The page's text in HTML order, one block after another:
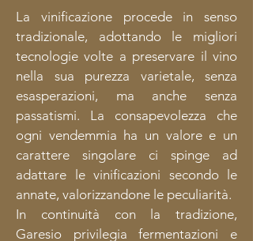
La vinificazione procede in senso
tradizionale, adottando le migliori
tecnologie volte a preservare il vino
nella sua purezza varietale, senza
esasperazioni, ma anche senza
passatismi. La consapevolezza che
ogni vendemmia ha un valore e un
carattere singolare ci spinge ad
adattare le vinificazioni secondo le
annate, valorizzandone le peculiarità.
In continuità con la tradizione,
Garesio privilegia fermentazioni e